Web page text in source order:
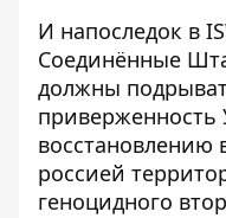
И напоследок в
Соединённые
должны
приверженность
восстановлению
россией
геноцидного